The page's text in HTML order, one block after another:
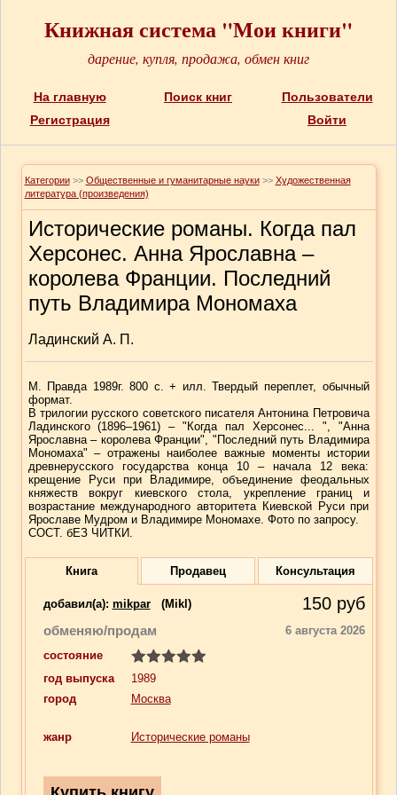
Книжная система "Мои книги"
дарение, купля, продажа, обмен книг
На главную Поиск книг
Пользователи
Регистрация
Войти
Категории >> Общественные и гуманитарные науки >> Художественная
литература (произведения)
Исторические романы. Когда пал
Херсонес. Анна Ярославна –
королева Франции. Последний
путь Владимира Мономаха
Ладинский А. П.
М. Правда 1989г. 800 с. + илл. Твердый переплет, обычный
формат.
В трилогии русского советского писателя Антонина Петровича
Ладинского (1896–1961) – "Когда пал Херсонес... ", "Анна
Ярославна – королева Франции", "Последний путь Владимира
Мономаха" – отражены наиболее важные моменты истории
древнерусского государства конца 10 – начала 12 века:
крещение Руси при Владимире, объединение феодальных
княжеств вокруг киевского стола, укрепление границ и
возрастание международного авторитета Киевской Руси при
Ярославе Мудром и Владимире Мономахе. Фото по запросу.
СОСТ. бЕЗ ЧИТКИ.
Книга Продавец Консультация
добавил(a): mikpar (Mikl) 150 руб
обменяю/продам
6 августа 2026
состояние
год выпуска
1989
город
Москва
жанр Исторические романы